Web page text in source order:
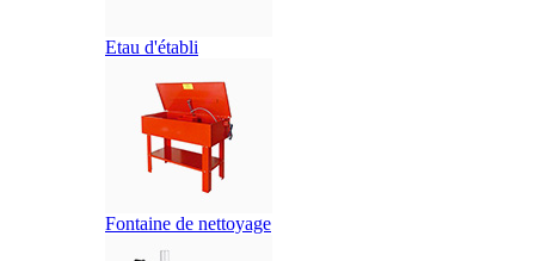
Etau d'établi
Fontaine de nettoyage